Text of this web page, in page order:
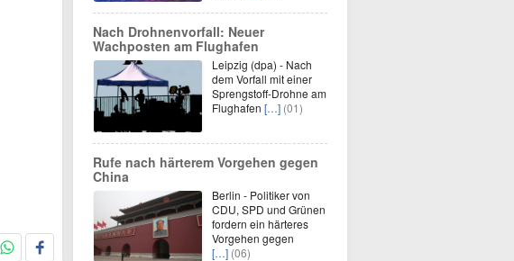
Nach Drohnenvorfall: Neuer
Wachposten am Flughafen
Leipzig (dpa) - Nach
dem Vorfall mit einer
Sprengstoff-Drohne am
Flughafen […] (01)
Rufe nach härterem Vorgehen gegen
China
Berlin - Politiker von
CDU, SPD und Grünen
fordern ein härteres
Vorgehen gegen
[…] (06)